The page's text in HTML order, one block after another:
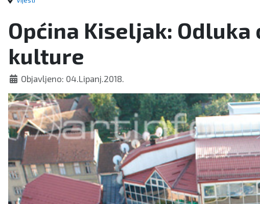
Općina Kiseljak:
kulture
Objavljeno: 04.Lipanj.2018.